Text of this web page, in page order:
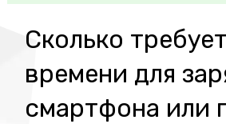
Сколько
времени для
смартфона или